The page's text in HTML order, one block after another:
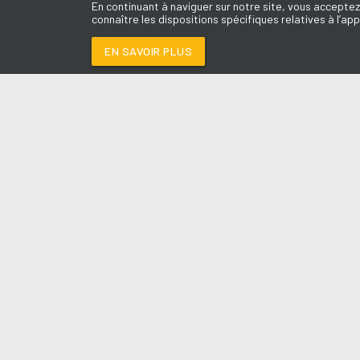
En continuant à naviguer sur notre site, vous
connaître les dispositions spécifiques relatives à
EN SAVOIR PLUS